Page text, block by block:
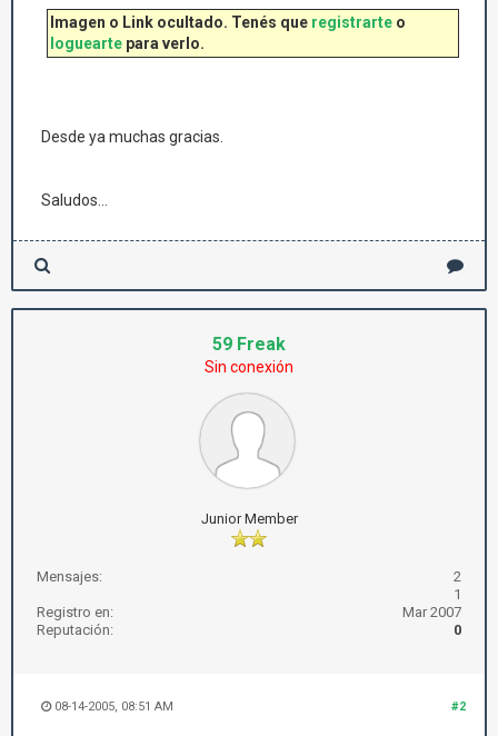
Imagen o Link ocultado. Tenés que registrarte o
loguearte para verlo.
Desde ya muchas gracias.
Saludos...
59 Freak
Sin conexión
Junior Member
Mensajes:
2
1
Registro en:
Mar 2007
Reputación:
0
#2
08-14-2005, 08:51 AM